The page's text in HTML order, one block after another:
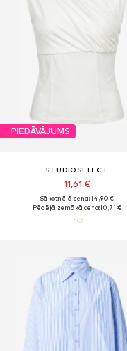
PIEDĀVĀJUMS
STUDIOSELECT
11,61 €
Sākotnējā cena: 14,90 €
Pēdējā zemākā cena:10,71 €